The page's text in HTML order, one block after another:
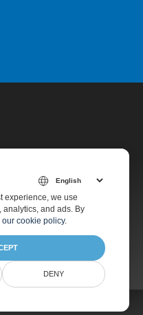
experience, we use
and ads. By
our cookie policy.
DENY